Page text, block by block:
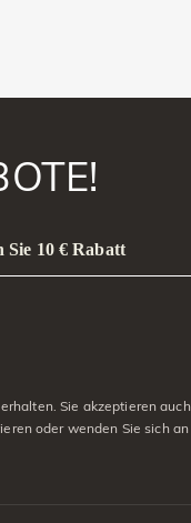
Sie 10 € Rabatt
Sie akzeptieren auch
oder wenden Sie sich an